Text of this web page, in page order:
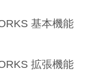
基本機能
拡張機能